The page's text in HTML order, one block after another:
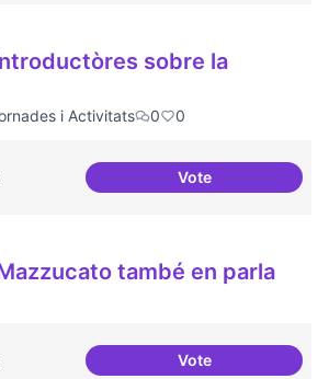
sobre la
i Activitats 0 0
VoteIdees més
també en parla
VoteLa Mariana